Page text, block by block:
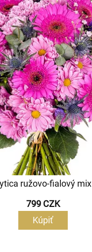
ružovo-fialový mix
799 CZK
Kúpiť